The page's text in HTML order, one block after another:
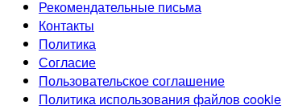
Рекомендательные письма
Контакты
Политика
Согласие
Пользовательское соглашение
Политика использования файлов cookie